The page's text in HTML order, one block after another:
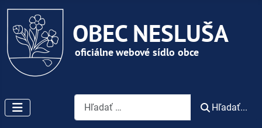
Vyhľadávanie
Hľadať...